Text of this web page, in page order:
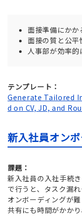
面接準備にかか
面接の質と公平
人事部が効率的
テンプレート：
Generate Tailored
d on CV, JD, and
新入社員オン
課題：
新入社員の入社手続
で行うと、タスク漏
オンボーディングが
共有にも時間がかかり